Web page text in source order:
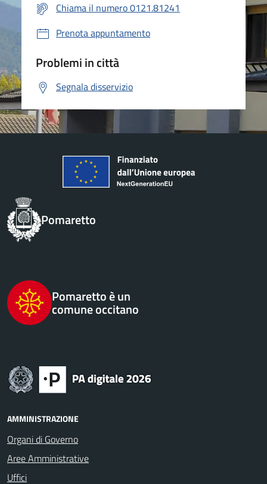
Chiama il numero 0121.81241
Prenota appuntamento
Problemi in città
Segnala disservizio
Pomaretto
Pomaretto è un
comune occitano
AMMINISTRAZIONE
Organi di Governo
Aree Amministrative
Uffici